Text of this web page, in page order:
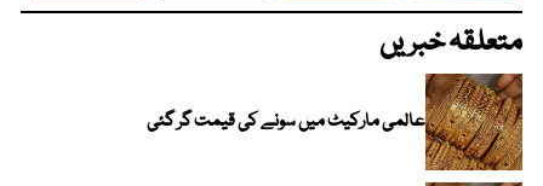
متعلقہ خبریں
عالمی مارکیٹ میں سونے کی قیمت گر گئی